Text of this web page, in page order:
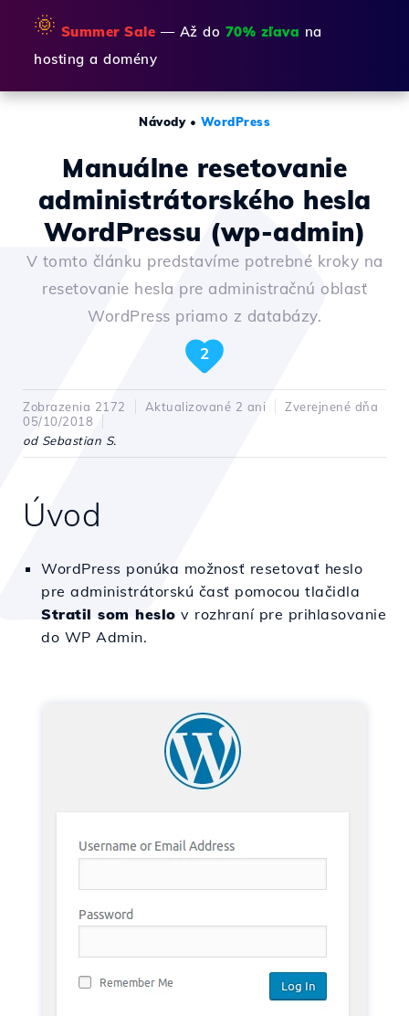
🌞 Summer Sale — Až do 70% zľava na
hosting a domény
Návody• WordPress
Manuálne resetovanie
administrátorského hesla
WordPressu (wp-admin)
V tomto článku predstavíme potrebné kroky na
resetovanie hesla pre administračnú oblasť
WordPress priamo z databázy.
2
Zobrazenia 2172 Aktualizované 2 ani
Zverejnené dňa
05/10/2018
od Sebastian S.
Úvod
WordPress ponúka možnosť resetovať heslo
pre administrátorskú časť pomocou tlačidla
Stratil som heslo v rozhraní pre prihlasovanie
do WP Admin.